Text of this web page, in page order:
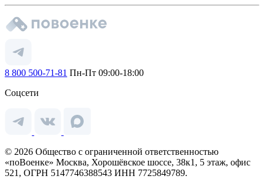
8 800 500-71-81 Пн-Пт 09:00-18:00
Соцсети
© 2026 Общество с ограниченной ответственностью
«поВоенке» Москва, Хорошёвское шоссе, 38к1, 5 этаж, офис
521, ОГРН 5147746388543 ИНН 7725849789.